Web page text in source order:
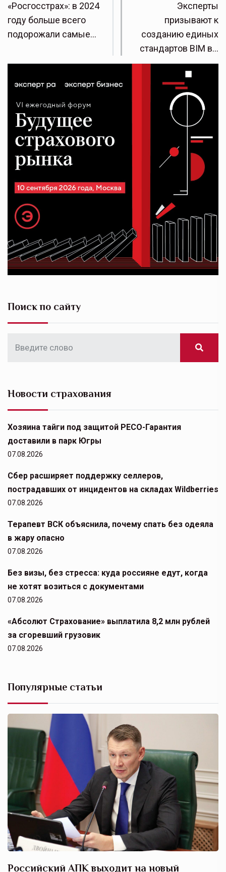
«Росгосстрах»: в 2024
году больше всего
подорожали самые…
Эксперты
призывают к
созданию единых
стандартов BIM в…
Поиск по сайту
Новости страхования
Хозяина тайги под защитой РЕСО-Гарантия
доставили в парк Югры
07.08.2026
Сбер расширяет поддержку селлеров,
пострадавших от инцидентов на складах Wildberries
07.08.2026
Терапевт ВСК объяснила, почему спать без одеяла
в жару опасно
07.08.2026
Без визы, без стресса: куда россияне едут, когда
не хотят возиться с документами
07.08.2026
«Абсолют Страхование» выплатила 8,2 млн рублей
за сгоревший грузовик
07.08.2026
Популярные статьи
Российский АПК выходит на новый